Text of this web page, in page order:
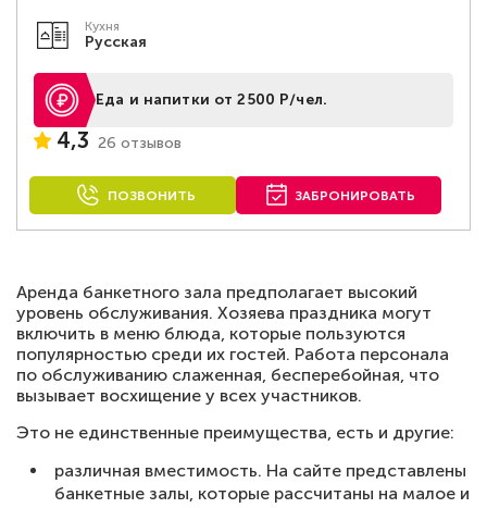
Кухня
Русская
Еда и напитки от 2500 Р/чел.
4,3 26 отзывов
ПОЗВОНИТЬ ЗАБРОНИРОВАТЬ
Аренда банкетного зала предполагает высокий
уровень обслуживания. Хозяева праздника могут
включить в меню блюда, которые пользуются
популярностью среди их гостей. Работа персонала
по обслуживанию слаженная, бесперебойная, что
вызывает восхищение у всех участников.
Это не единственные преимущества, есть и другие:
различная вместимость. На сайте представлены
банкетные залы, которые рассчитаны на малое и